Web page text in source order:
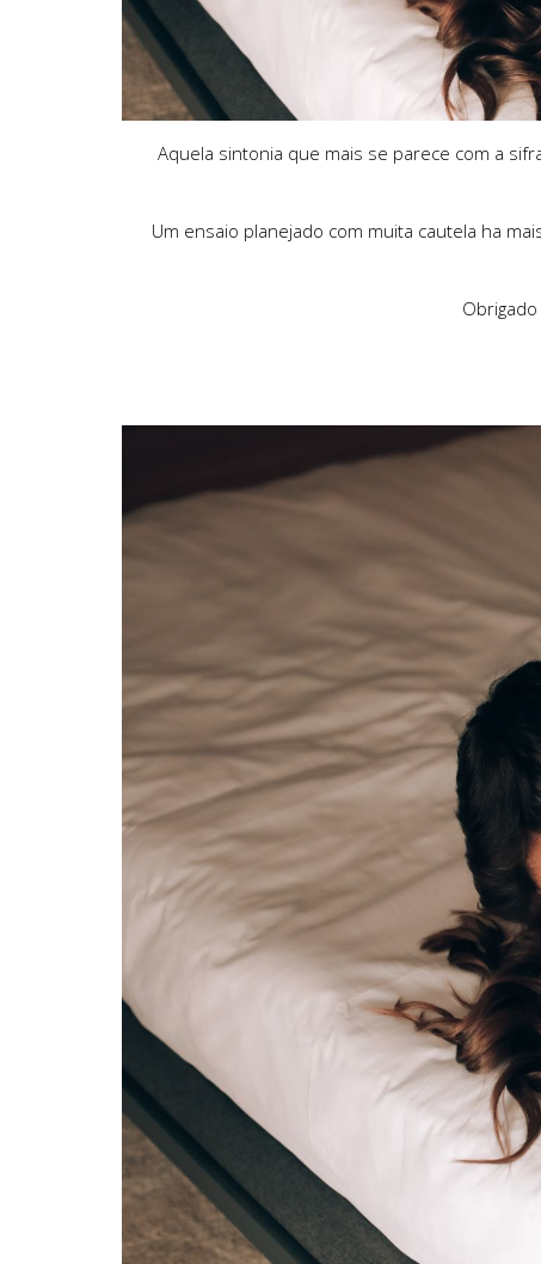
Aquela sintonia que mais se parece com a
Um ensaio planejado com muita cautela ha